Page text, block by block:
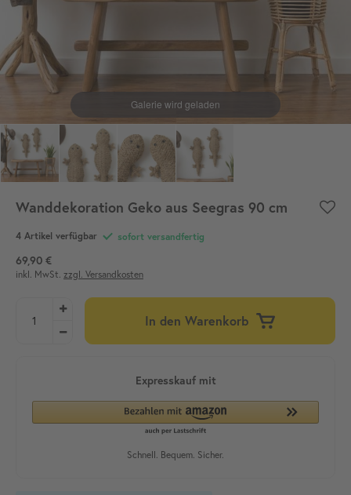
Wanddekoration Geko aus Seegras 90 cm
4 Artikel verfügbar sofort versandfertig
69,90 €
inkl. MwSt. zzgl. Versandkosten
In den Warenkorb